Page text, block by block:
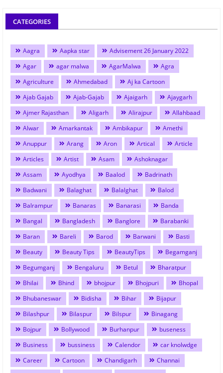
CATEGORIES
Aagra Aapka star
Advisement 26 January 2022
Agar
agar malwa AgarMalwa
Agra
Agriculture
Ahmedabad
Aj ka Cartoon
Ajab Gajab
Ajab-Gajab Ajaigarh
Ajaygarh
Ajmer Rajasthan
Aligarh Alirajpur
Allahbaad
Alwar
Amarkantak Ambikapur
Amethi
Anuppur
Arang Aron Artical
Article
Articles
Artist Asam
Ashoknagar
Assam
Ayodhya Baalod
Badrinath
Badwani
Balaghat Balalghat
Balod
Balrampur
Banaras Banarasi
Banda
Bangal
Bangladesh Banglore
Barabanki
Baran
Bareli Barod Barwani
Basti
Beauty
Beauty Tips BeautyTips
Begamganj
Begumganj
Bengaluru Betul
Bharatpur
Bhilai
Bhind bhojpur Bhojpuri
Bhopal
Bhubaneswar
Bidisha Bihar
Bijapur
Bilashpur
Bilaspur Bilspur
Binagang
Bojpur
Bollywood Burhanpur
buseness
Business
bussiness Calendor
car knolwdge
Career
Cartoon Chandigarh
Channai